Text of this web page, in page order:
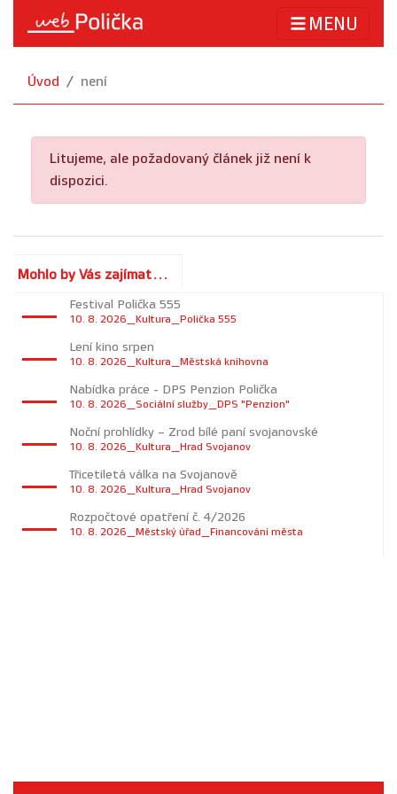
MENU
Úvod není
Litujeme, ale požadovaný článek již není k
dispozici.
Mohlo by Vás zajímat...
Festival Polička 555
10. 8. 2026_Kultura_Polička 555
Lení kino srpen
10. 8. 2026_Kultura_Městská knihovna
Nabídka práce - DPS Penzion Polička
10. 8. 2026_Sociální služby_DPS "Penzion"
Noční prohlídky – Zrod bílé paní svojanovské
10. 8. 2026_Kultura_Hrad Svojanov
Třicetiletá válka na Svojanově
10. 8. 2026_Kultura_Hrad Svojanov
Rozpočtové opatření č. 4/2026
10. 8. 2026_Městský úřad_Financování města